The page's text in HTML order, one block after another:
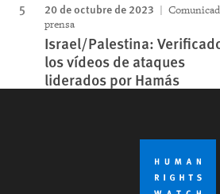
20 de octubre de 2023
prensa
Israel/Palestina:
los vídeos de ataques
liderados por Hamás